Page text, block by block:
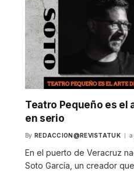
Teatro Pequeño es el
en serio
By REDACCION@REVISTATUK
En el puerto de Veracruz
Soto García, un creador